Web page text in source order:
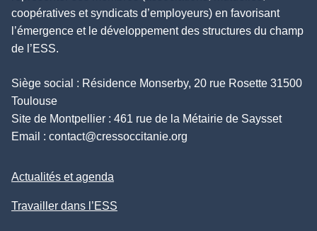
coopératives et syndicats d’employeurs) en favorisant
l’émergence et le développement des structures du champ
de l’ESS.
Siège social : Résidence Monserby, 20 rue Rosette 31500
Toulouse
Site de Montpellier : 461 rue de la Métairie de Saysset
Email : contact@cressoccitanie.org
Actualités et agenda
Travailler dans l’ESS